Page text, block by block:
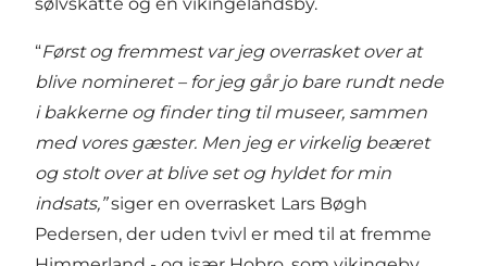
“Først og fremmest var jeg overrasket over at
blive nomineret – for jeg går jo bare rundt nede
i bakkerne og finder ting til museer, sammen
med vores gæster. Men jeg er virkelig beæret
og stolt over at blive set og hyldet for min
indsats,”siger en overrasket Lars Bøgh
Pedersen, der uden tvivl er med til at fremme